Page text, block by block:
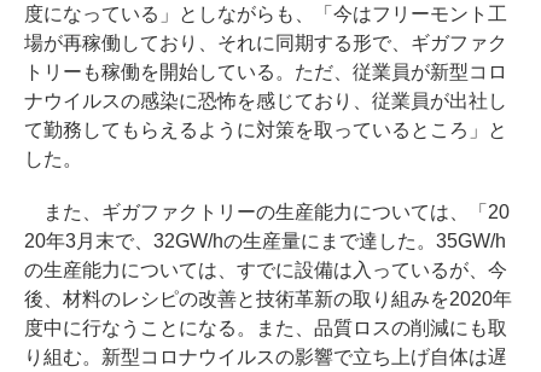
度になっている」としながらも、「今はフリーモント工
場が再稼働しており、それに同期する形で、ギガファク
トリーも稼働を開始している。ただ、従業員が新型コロ
ナウイルスの感染に恐怖を感じており、従業員が出社し
て勤務してもらえるように対策を取っているところ」と
した。
また、ギガファクトリーの生産能力については、「20
20年3月末で、32GW/hの生産量にまで達した。35GW/h
の生産能力については、すでに設備は入っているが、今
後、材料のレシピの改善と技術革新の取り組みを2020年
度中に行なうことになる。また、品質ロスの削減にも取
り組む。新型コロナウイルスの影響で立ち上げ自体は遅